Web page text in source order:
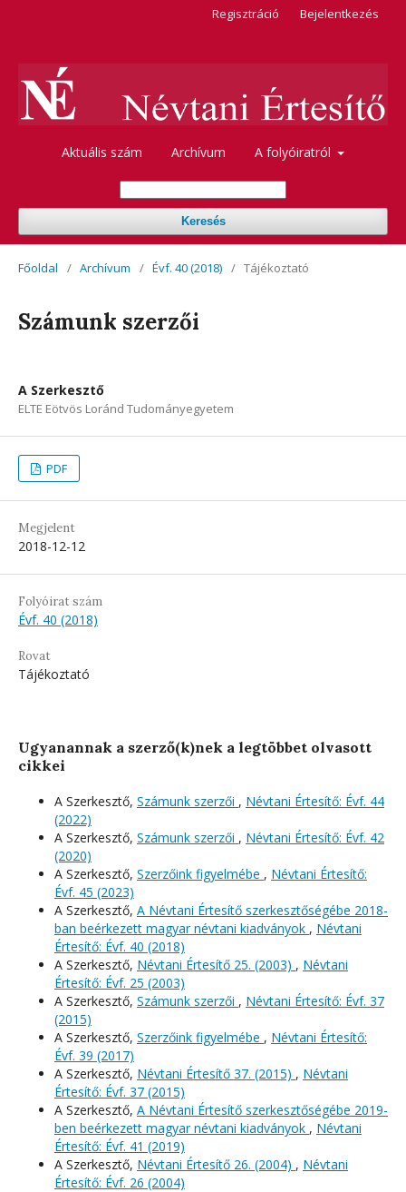
Aktuális szám Archívum A folyóiratról
Keresés
Regisztráció Bejelentkezés
Főoldal / Archívum / Évf. 40 (2018) / Tájékoztató
Számunk szerzői
A Szerkesztő
ELTE Eötvös Loránd Tudományegyetem
PDF
Megjelent
2018-12-12
Folyóirat szám
Évf. 40 (2018)
Rovat
Tájékoztató
Ugyanannak a szerző(k)nek a legtöbbet olvasott
cikkei
A Szerkesztő, Számunk szerzői , Névtani Értesítő: Évf. 44
(2022)
A Szerkesztő, Számunk szerzői , Névtani Értesítő: Évf. 42
(2020)
A Szerkesztő, Szerzőink figyelmébe , Névtani Értesítő:
Évf. 45 (2023)
A Szerkesztő, A Névtani Értesítő szerkesztőségébe 2018-
ban beérkezett magyar névtani kiadványok , Névtani
Értesítő: Évf. 40 (2018)
A Szerkesztő, Névtani Értesítő 25. (2003) , Névtani
Értesítő: Évf. 25 (2003)
A Szerkesztő, Számunk szerzői , Névtani Értesítő: Évf. 37
(2015)
A Szerkesztő, Szerzőink figyelmébe , Névtani Értesítő:
Évf. 39 (2017)
A Szerkesztő, Névtani Értesítő 37. (2015) , Névtani
Értesítő: Évf. 37 (2015)
A Szerkesztő, A Névtani Értesítő szerkesztőségébe 2019-
ben beérkezett magyar névtani kiadványok , Névtani
Értesítő: Évf. 41 (2019)
A Szerkesztő, Névtani Értesítő 26. (2004) , Névtani
Értesítő: Évf. 26 (2004)